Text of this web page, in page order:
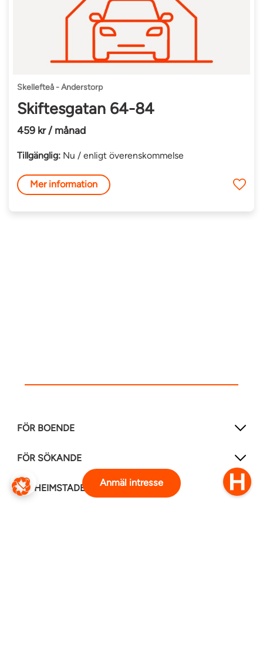
Anmäl intresse
Skellefteå - Anderstorp
Skiftesgatan 64-84
459 kr / månad
Tillgänglig: Nu / enligt överenskommelse
Mer information
FÖR BOENDE
FÖR SÖKANDE
OM HEIMSTADEN